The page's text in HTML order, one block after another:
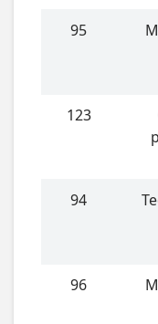
95
123
94
96